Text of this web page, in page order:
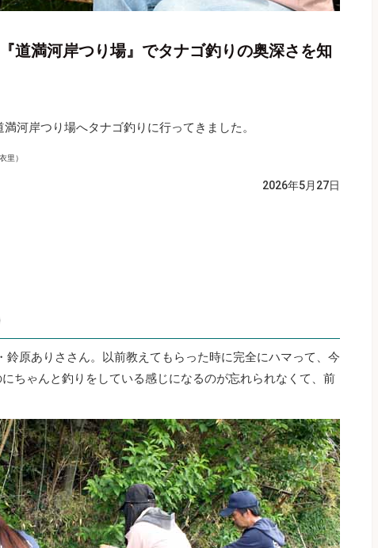
道満河岸つり場』でタナゴ釣りの奥深さを知
河岸つり場へタナゴ釣りに行ってきました。
里）
2026年5月27日
原ありささん。以前教えてもらった時に完全にハマって、今
ちゃんと釣りをしている感じになるのが忘れられなくて、前